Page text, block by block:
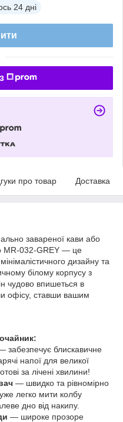
24 дні
про товар Доставка
завареної кави або
MR-032-GREY — це
дизайну та
білому корпусу з
чудово впишеться в
офісу, ставши вашим
забезпечує блискавичне
напої для великої
за лічені хвилини!
— швидко та рівномірно
легко мити колбу
дно від накипу.
— широке прозоре